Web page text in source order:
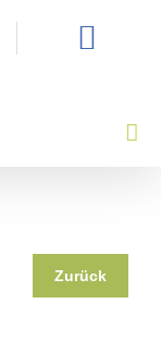
Zurück